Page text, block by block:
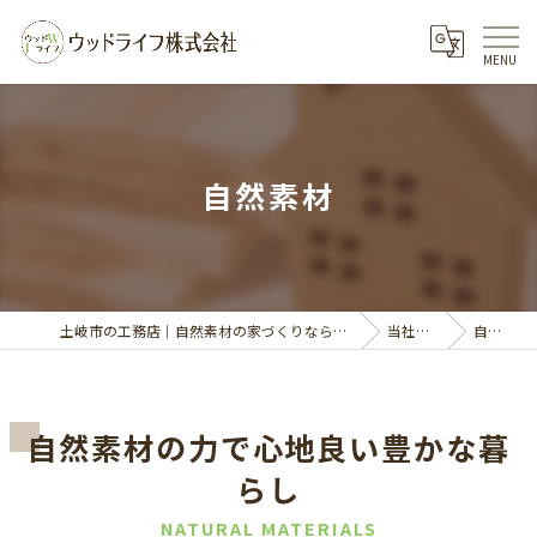
自然素材
土岐市の工務店｜自然素材の家づくりならウッドライフ株式会社 当社の特徴 自然素材
自然素材の力で心地良い豊かな暮
らし
NATURAL MATERIALS